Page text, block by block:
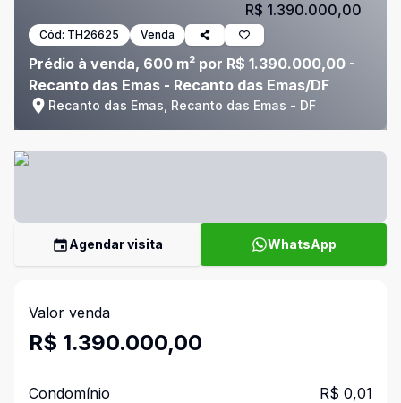
Cód: TH26625 Venda
Prédio à venda, 600 m² por R$ 1.390.000,00 -
Recanto das Emas - Recanto das Emas/DF
Recanto das Emas, Recanto das Emas - DF
R$ 1.390.000,00
Agendar visita WhatsApp
Valor venda
R$ 1.390.000,00
Condomínio R$ 0,01